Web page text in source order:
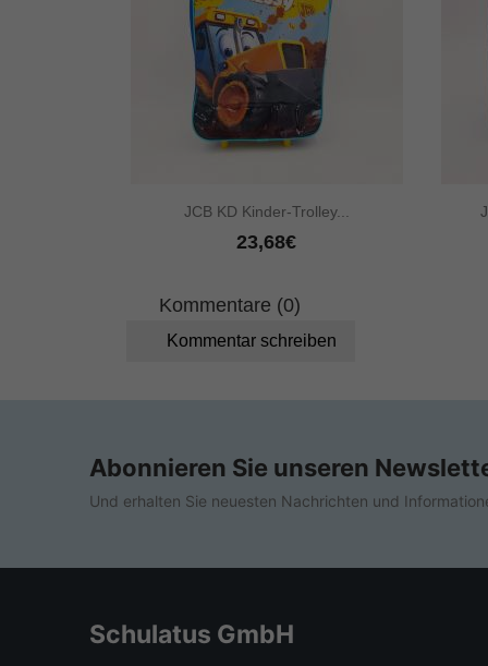
 Vorschau
JCB KD Kinder-Trolley...
23,68€
Kommentare (0)
Kommentar schreiben
Abonnieren Sie unseren
Und erhalten Sie neuesten Nachrichten und
Schulatus GmbH